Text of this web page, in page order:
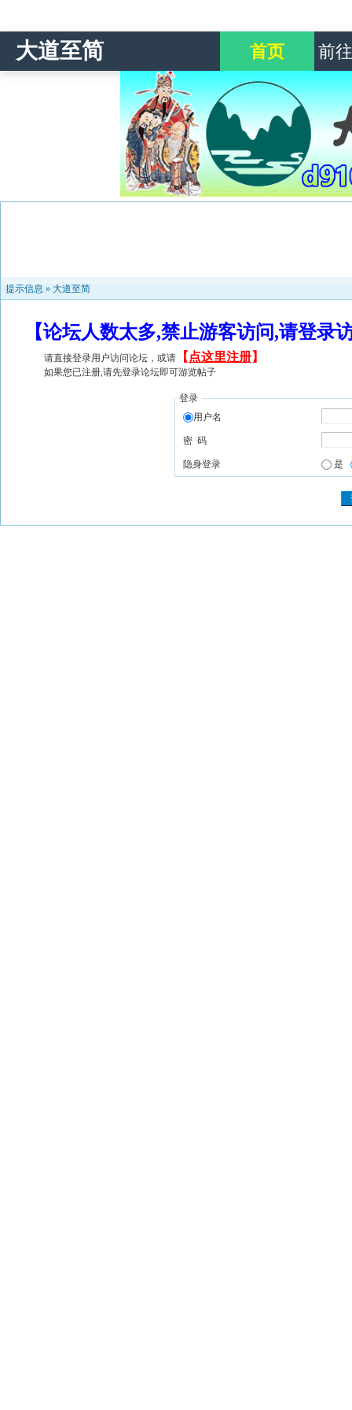
大道至简 首页 前
提示信息 » 大道至简
【论坛人数太多,禁止游客访问,请登
请直接登录用户访问论坛，或请 【 点这里注册】
如果您已注册,请先登录论坛即可游览帖子
登录
用户名
密 码
隐身登录 是